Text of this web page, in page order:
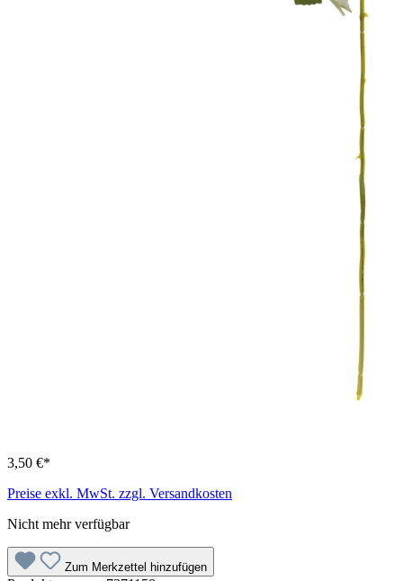
3,50 €*
Preise exkl. MwSt. zzgl. Versandkosten
Nicht mehr verfügbar
Zum Merkzettel hinzufügen